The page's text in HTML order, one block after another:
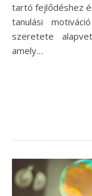
tartó fejlődéshez
tanulási
szeretete
amely…